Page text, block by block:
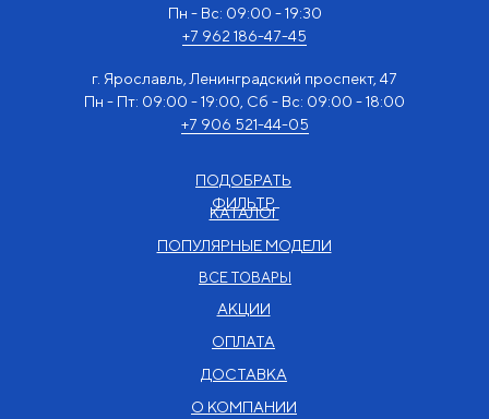
КАТАЛОГ
О КОМПАНИИ
ОПЛАТА
г. Ярославль, Ленинградский проспект, 47
Пн - Пт: 09:00 - 19:00, Сб - Вс: 09:00 - 18:00
+7 906 521-44-05
АКЦИИ
ПОПУЛЯРНЫЕ МОДЕЛИ
ДОСТАВКА
ВСЕ ТОВАРЫ
Пн - Вс: 09:00 - 19:30
+7 962 186-47-45
ПОДОБРАТЬ
ФИЛЬТР